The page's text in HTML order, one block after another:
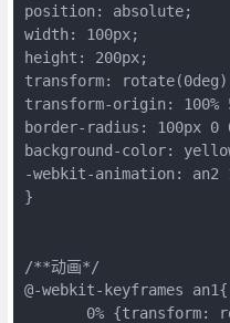
position: absolute;
width: 100px;
height: 200px;
transform:
transform-origin: 100%
border-radius: 100px 0
background-color:
-webkit-animation:
}
/**动画*/
@-webkit-keyframes an1{
0% {transform: